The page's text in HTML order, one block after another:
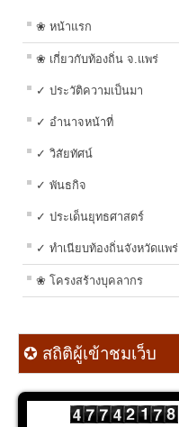
❀ หน้าแรก
❀ เกี่ยวกับท้องถิ่น จ.แพร่
✓ ประวัติความเป็นมา
✓ อำนาจหน้าที่
✓ วิสัยทัศน์
✓ พันธกิจ
✓ ประเด็นยุทธศาสตร์
✓ ทำเนียบท้องถิ่นจังหวัดแพร่
❀ โครงสร้างบุคลากร
✪ สถิติผู้เข้าชมเว็บ